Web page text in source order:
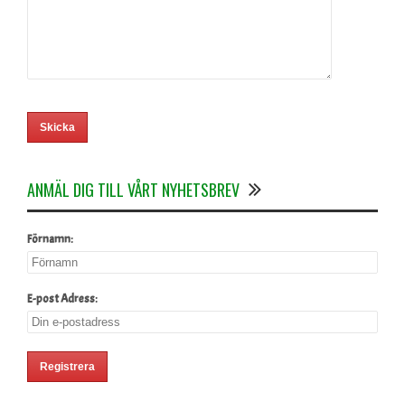
ANMÄL DIG TILL VÅRT NYHETSBREV
Förnamn:
E-post Adress: